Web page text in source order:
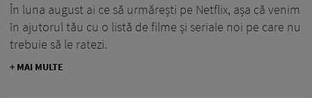
În luna august ai ce să urmărești pe Netflix, așa că venim
în ajutorul tău cu o listă de filme și seriale noi pe care nu
trebuie să le ratezi.
+ MAI MULTE